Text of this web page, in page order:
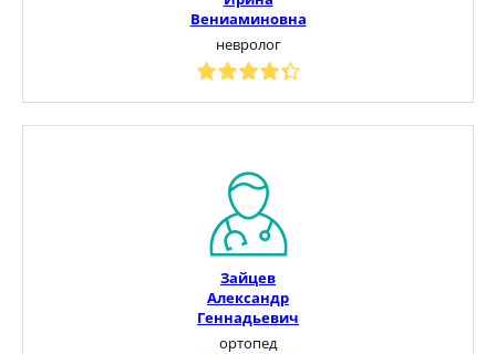
Вениаминовна
невролог
Зайцев
Александр
Геннадьевич
ортопед